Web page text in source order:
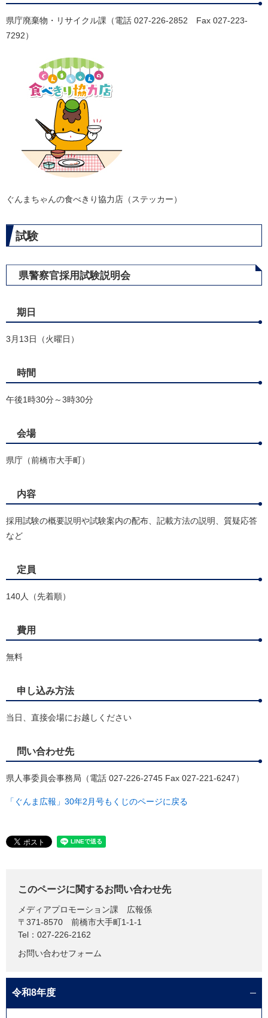
県庁廃棄物・リサイクル課（電話 027-226-2852 Fax 027-223-
7292）
ぐんまちゃんの食べきり協力店（ステッカー）
試験
県警察官採用試験説明会
期日
3月13日（火曜日）
時間
午後1時30分～3時30分
会場
県庁（前橋市大手町）
内容
採用試験の概要説明や試験案内の配布、記載方法の説明、質疑応答
など
定員
140人（先着順）
費用
無料
申し込み方法
当日、直接会場にお越しください
問い合わせ先
県人事委員会事務局（電話 027-226-2745 Fax 027-221-6247）
「ぐんま広報」30年2月号もくじのページに戻る
このページに関するお問い合わせ先
メディアプロモーション課
広報係
〒371-8570
前橋市大手町1-1-1
Tel：027-226-2162
お問い合わせフォーム
令和8年度